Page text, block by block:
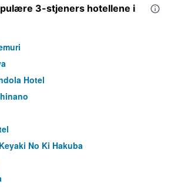
3-stjeners hotellene i
Hotel
No Ki Hakuba